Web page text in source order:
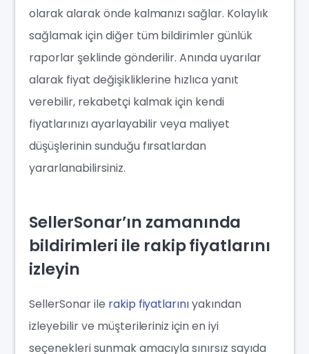
olarak alarak önde kalmanızı sağlar. Kolaylık
sağlamak için diğer tüm bildirimler günlük
raporlar şeklinde gönderilir. Anında uyarılar
alarak fiyat değişikliklerine hızlıca yanıt
verebilir, rekabetçi kalmak için kendi
fiyatlarınızı ayarlayabilir veya maliyet
düşüşlerinin sunduğu fırsatlardan
yararlanabilirsiniz.
SellerSonar’ın zamanında
bildirimleri ile rakip fiyatlarını
izleyin
SellerSonar ile rakip fiyatlarınıyakından
izleyebilir ve müşterileriniz için en iyi
seçenekleri sunmak amacıyla sınırsız sayıda